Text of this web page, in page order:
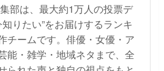
部は、最大約1万人の投票デ
りたい”をお届けするランキ
チームです。俳優・女優・ア
能・雑学・地域ネタまで、全